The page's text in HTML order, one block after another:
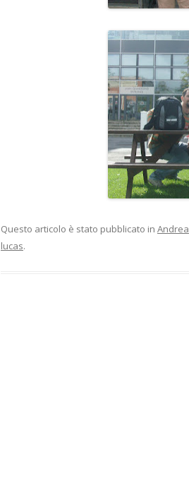
Questo articolo è stato pubblicato in Andrea
lucas.